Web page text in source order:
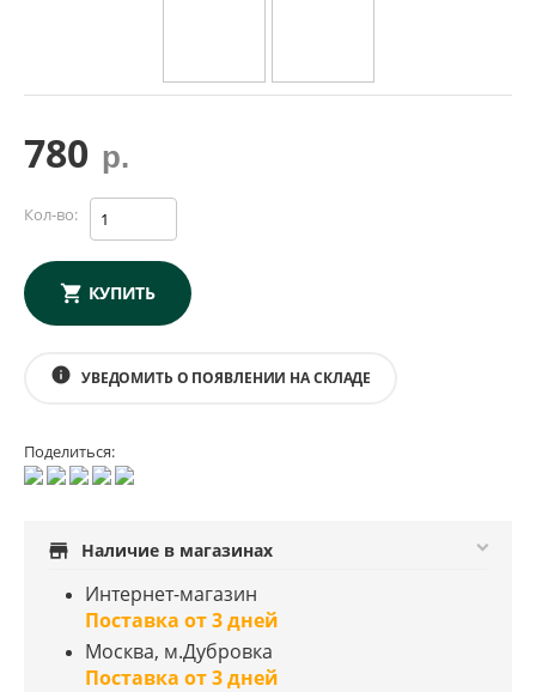
780 р.
Кол-во:
КУПИТЬ
info УВЕДОМИТЬ О ПОЯВЛЕНИИ НА СКЛАДЕ
Поделиться:
store Наличие в магазинах
Интернет-магазин
Поставка от 3 дней
Москва, м.Дубровка
Поставка от 3 дней